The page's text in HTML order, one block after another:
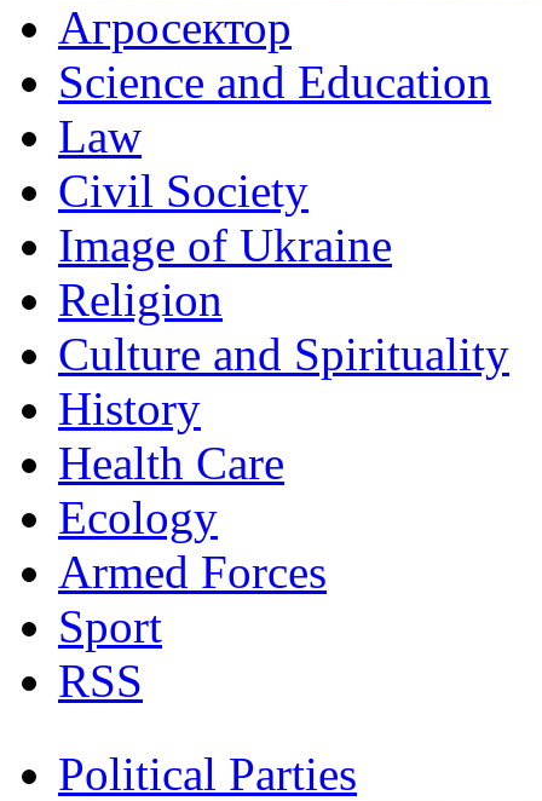
Агросектор
Science and Education
Law
Civil Society
Image of Ukraine
Religion
Culture and Spirituality
History
Health Care
Ecology
Armed Forces
Sport
RSS
Political Parties